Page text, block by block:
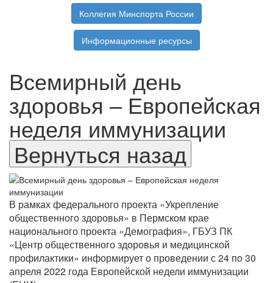
Коллегия Минспорта России
Информационные ресурсы
Всемирный день
здоровья – Европейская
неделя иммунизации
В рамках федерального проекта «Укрепление
общественного здоровья» в Пермском крае
национального проекта «Демография», ГБУЗ ПК
«Центр общественного здоровья и медицинской
профилактики» информирует о проведении с 24 по 30
апреля 2022 года Европейской недели иммунизации